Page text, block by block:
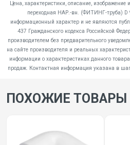
Цена, характеристики, описание,
переходная НАР.-вн. (ФИТИНГ-труба) D
информационный характер и не являются
437 Гражданского кодекса Российской
производителем без предварительного
на сайте производителя и реальных
информации о характеристиках данного
продаж. Контактная информация указана в
ПОХОЖИЕ ТОВАРЫ